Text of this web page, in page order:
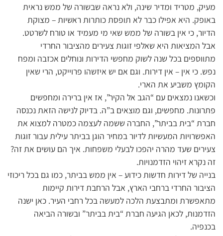
מעיק, מטריד ומדיר שינה, ולא נראה שבשורה של ממש נראית
באופק. היא אפילו כבר לא תופסת כותרות ראשיות – מצוקת
הדיור, כי אין בשורה של ממש שאי מי מעמיד או טורח לשרטט.
אבל המציאות היא שאלפי זוגות צעירים מהציבור החרדי
מתווספים בכל שנה לשוק מחפשי הדירות ונוחלים אכזבה ומפח
נפש. כי אין – אין דירות. וגם אם יש איזשהו פרוייקט, הרי שאין
הקומץ משביע את הארי.
וכשאנו נמצאים עם “הגב אל הקיר”, אז אין ברירה ומחפשים
פתרונות. מחפשים, וגם מוצאים ב”ה. בדיוק לנישה הזאת נכנסה
חברת “בית בביתר”, החברה ששמה לעצמה כמטרה למצוא את
האפשרויות המעשיות לדיור במחיר הוגן בביתר עילית עבור זוגות
צעירים שעד מהרה יהפכו לבעלי משפחות. איך הם עושים את זה?
זה נקרא זיהוי הזדמנויות.
בנייה של דירות חדשות כידוע – אין ממש בביתר, כמו גם בכל ריכוזי
הציבור החרדי ברחבי הארץ, אבל הרחבת דירות קיימות
מתאפשרת ומתבצעת הלכה למעשה בכל רחבי העיר. כאן ישנה
הזדמנות, לכאן הגיעה חברת “בית בביתר” ובשורה הביאה
בכנפיה.